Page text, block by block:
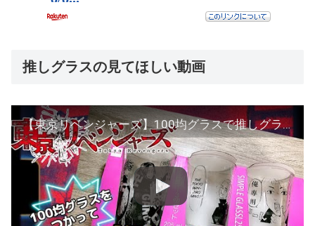
推しグラスの見てほしい動画
【東京リベンジャーズ】100均グラスで推しグラス作ってみた（記念日グラス応用編）〜tokyo revenges